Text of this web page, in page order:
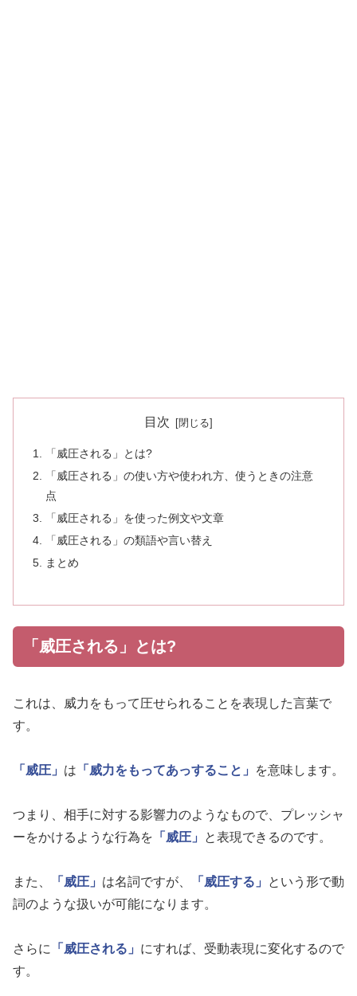
目次
「威圧される」とは?
「威圧される」の使い方や使われ方、使うときの注意
点
「威圧される」を使った例文や文章
「威圧される」の類語や言い替え
まとめ
「威圧される」とは?
これは、威力をもって圧せられることを表現した言葉で
す。
「威圧」 は 「威力をもってあっすること」 を意味します。
つまり、相手に対する影響力のようなもので、プレッシャ
ーをかけるような行為を 「威圧」 と表現できるのです。
また、 「威圧」 は名詞ですが、 「威圧する」
という形で動
詞のような扱いが可能になります。
さらに 「威圧される」 にすれば、受動表現に変化するので
す。